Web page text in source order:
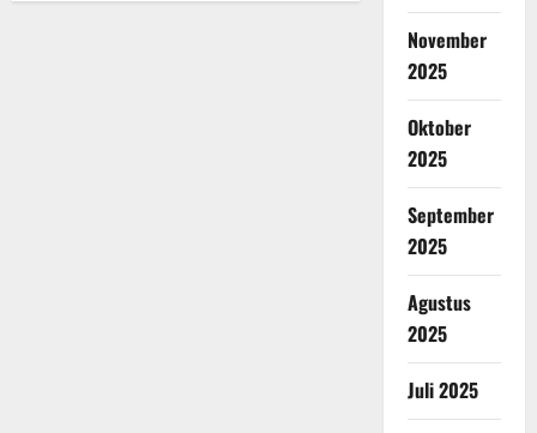
November
2025
Oktober
2025
September
2025
Agustus
2025
Juli 2025